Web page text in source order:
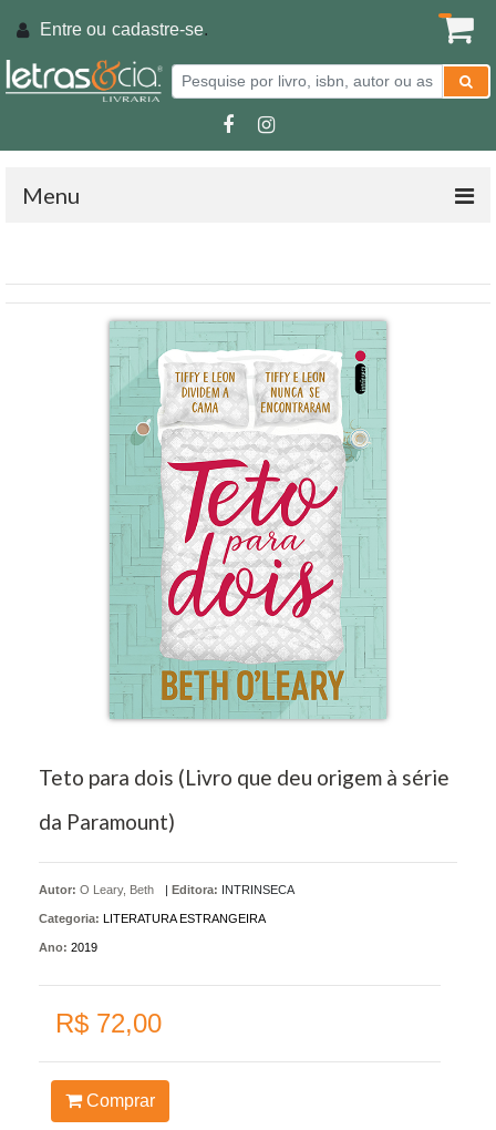
Entre ou cadastre-se.
Menu
Teto para dois (Livro que deu origem à série
da Paramount)
Autor: O Leary, Beth | Editora: INTRINSECA
Categoria: LITERATURA ESTRANGEIRA
Ano: 2019
R$ 72,00
Comprar